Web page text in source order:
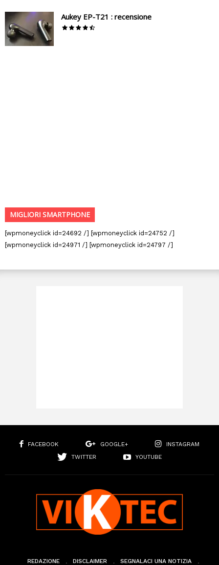
Aukey EP-T21 : recensione
MIGLIORI SMARTPHONE
[wpmoneyclick id=24692 /] [wpmoneyclick id=24752 /]
[wpmoneyclick id=24971 /] [wpmoneyclick id=24797 /]
FACEBOOK GOOGLE+
INSTAGRAM
TWITTER
YOUTUBE
REDAZIONE DISCLAIMER SEGNALACI UNA NOTIZIA